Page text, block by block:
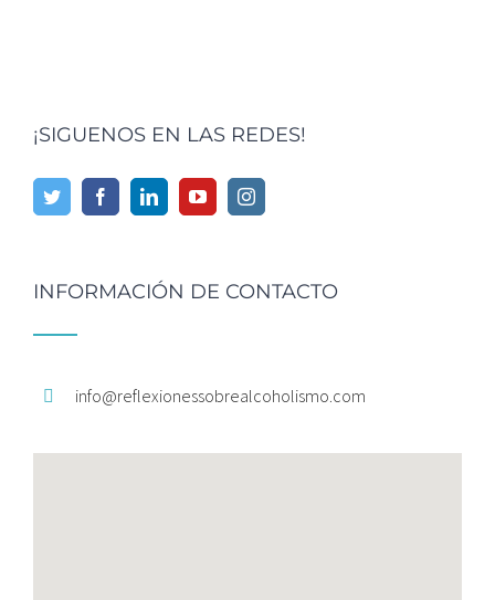
¡SIGUENOS EN LAS REDES!
INFORMACIÓN DE CONTACTO
info@reflexionessobrealcoholismo.com